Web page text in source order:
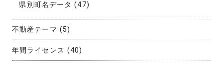
県別町名データ (47)
不動産テーマ (5)
年間ライセンス (40)